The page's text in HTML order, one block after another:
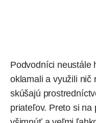
Podvodníci neustále
oklamali a využili nič
skúšajú
priateľov. Preto si